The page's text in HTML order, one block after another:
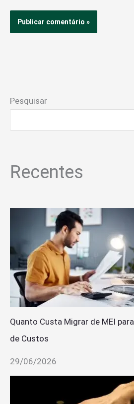
Pesquisar
Recentes
Quanto Custa Migrar de MEI
de Custos
29/06/2026